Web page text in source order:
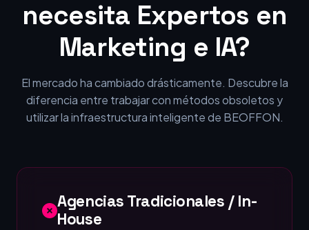
necesita Expertos en
Marketing e IA?
El mercado ha cambiado drásticamente. Descubre la
diferencia entre trabajar con métodos obsoletos y
utilizar la infraestructura inteligente de BEOFFON.
Agencias Tradicionales / In-
House